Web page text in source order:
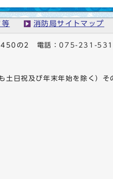
等 消防局サイトマップ
450の2 電話：075-231-
日祝及び年末年始を除く）そ